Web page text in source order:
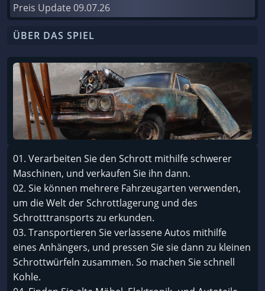
Preis Update 09.07.26
ÜBER DAS SPIEL
01. Verarbeiten Sie den Schrott mithilfe schwerer
Maschinen, und verkaufen Sie ihn dann.
02. Sie können mehrere Fahrzeugarten verwenden,
um die Welt der Schrottlagerung und des
Schrotttransports zu erkunden.
03. Transportieren Sie verlassene Autos mithilfe
eines Anhängers, und pressen Sie sie dann zu kleinen
Schrottwürfeln zusammen. So machen Sie schnell
Kohle.